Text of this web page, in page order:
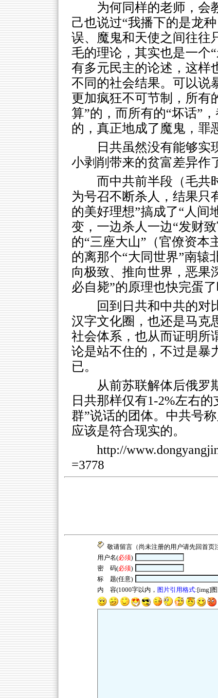
为何同样的老师，会
己也说过“我播下的是龙
误、魔鬼和天使之间往往
毛的理论，其实也是一个
有多元民主的论述，这样
不同的社会结果。可以说
更加疯狂不可节制，所有
算”的，而所有的“坏话”
的，真正地成了魔鬼，罪
日共虽然没有能够实
小剥削带来的贫富差异作
而中共前半段（毛共
为号召不断杀人，结果只
的美好理想”搞成了“人间
变，一边杀人一边“发财
的“三座大山”（官僚资本
的离那个“大同世界”南辕
向极致、推向世界，恶果
必自毙”的原理也快完蛋
回到日共和中共的对
汉字文化圈，也还是马克
社会体系，也从而证明所
论是站不住的，不过是暴
已。
从前苏联解体后俄罗
日共那样仅有1-2%左右
群”说话的团体。中共号
应该是符合现实的。
http://
=3778
敬请留言（尚未注册的用户请先回首页
用户名(必须)
密 码(必须)
标 题(任意)
内 容(1000字以内， 图片引用格式:[img]